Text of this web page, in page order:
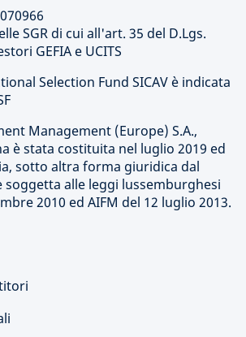
SGR di cui all'art. 35 del D.Lgs.
GEFIA e UCITS
Selection Fund SICAV è indicata
Management (Europe) S.A.,
è stata costituita nel luglio 2019 ed
sotto altra forma giuridica dal
soggetta alle leggi lussemburghesi
2010 ed AIFM del 12 luglio 2013.